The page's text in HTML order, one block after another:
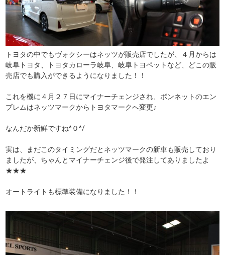
トヨタの中でもヴォクシーはネッツが販売店でしたが、４月からは
岐阜トヨタ、トヨタカローラ岐阜、岐阜トヨペットなど、どこの販
売店でも購入ができるようになりました！！
これを機に４月２７日にマイナーチェンジされ、ボンネットのエン
ブレムはネッツマークからトヨタマークへ変更♪
なんだか新鮮ですね^０^/
実は、まだこのタイミングだとネッツマークの新車も販売しており
ましたが、ちゃんとマイナーチェンジ後で発注してありましたよ
★★★
オートライトも標準装備になりました！！